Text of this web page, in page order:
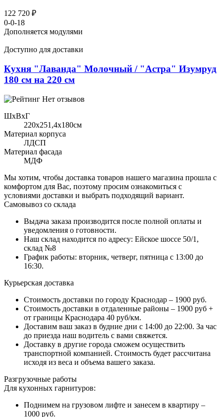
122 720 ₽
0-0-18
Дополняется модулями
Доступно для доставки
Кухня "Лаванда" Молочный / "Астра" Изумруд
180 см на 220 см
Нет отзывов
ШхВхГ
220x251,4х180см
Материал корпуса
ЛДСП
Материал фасада
МДФ
Мы хотим, чтобы доставка товаров нашего магазина прошла с
комфортом для Вас, поэтому просим ознакомиться с
условиями доставки и выбрать подходящий вариант.
Самовывоз со склада
Выдача заказа производится после полной оплаты и
уведомления о готовности.
Наш склад находится по адресу: Ейское шоссе 50/1,
склад №8
График работы: вторник, четверг, пятница с 13:00 до
16:30.
Курьерская доставка
Стоимость доставки по городу Краснодар – 1900 руб.
Стоимость доставки в отдаленные районы – 1900 руб +
от границы Краснодара 40 руб/км.
Доставим ваш заказ в будние дни с 14:00 до 22:00. За час
до приезда наш водитель с вами свяжется.
Доставку в другие города сможем осуществить
транспортной компанией. Стоимость будет рассчитана
исходя из веса и объема вашего заказа.
Разгрузочные работы
Для кухонных гарнитуров:
Поднимем на грузовом лифте и занесем в квартиру –
1000 руб.